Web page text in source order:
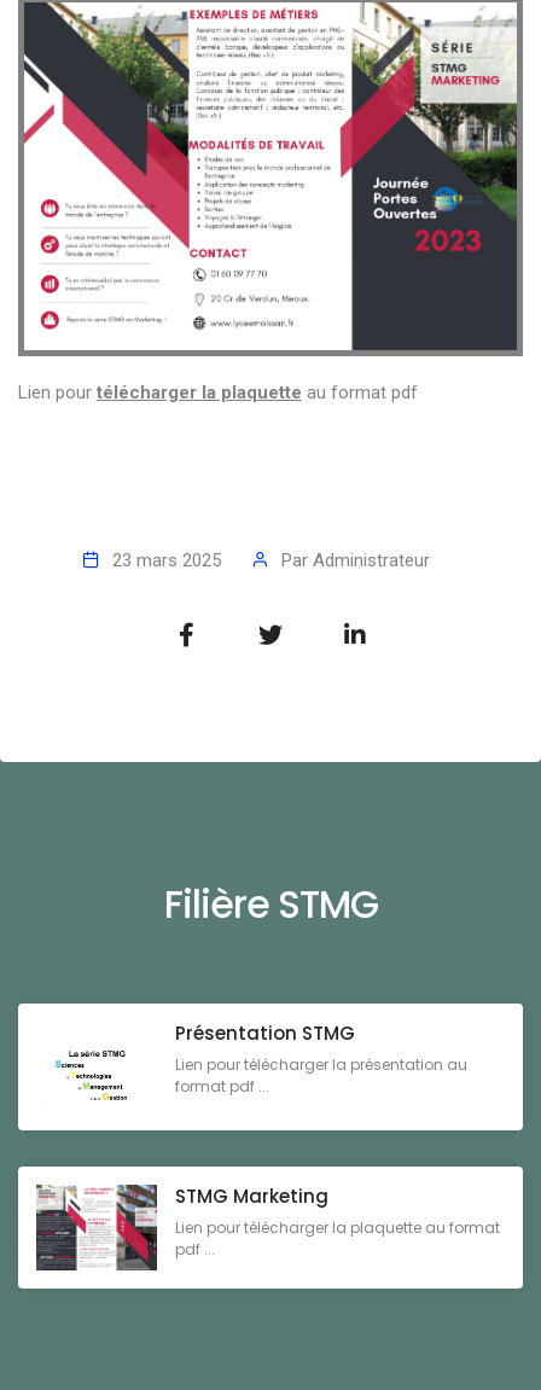
Lien pour télécharger la plaquette au format pdf
23 mars 2025 Par Administrateur
Filière STMG
Présentation STMG
Lien pour télécharger la présentation au
format pdf ...
STMG Marketing
Lien pour télécharger la plaquette au format
pdf ...